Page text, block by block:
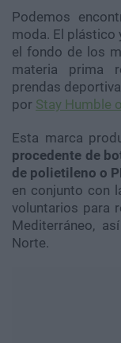
Podemos
moda. El plástico
el fondo de los
materia prima
prendas
por Stay Humble
Esta marca
procedente de
de polietileno o
en conjunto con
voluntarios para
Mediterráneo,
Norte.